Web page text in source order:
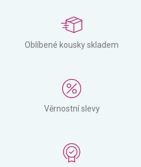
Oblíbené kousky skladem
Věrnostní slevy